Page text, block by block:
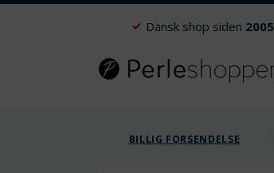
Dansk shop siden 2005
BILLIG FORSENDELSE